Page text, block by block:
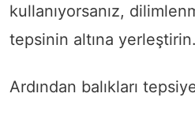
kullanıyorsanız,
tepsinin altına yerleştirin.
Ardından balıkları